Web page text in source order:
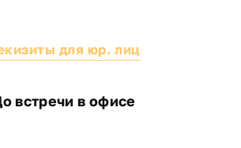
для юр. лиц
встречи в офисе